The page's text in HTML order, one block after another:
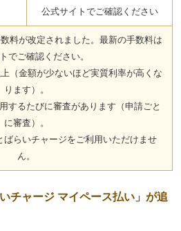
公式サイトでご確認ください
料が改定されました。最新の手数料は
でご確認ください。
（金額が少ないほど実質利率が高くな
ります）。
するたびに審査があります（申請ごと
に審査）。
らいチャージをご利用いただけませ
ん。
チャージ マイペース払い」が追